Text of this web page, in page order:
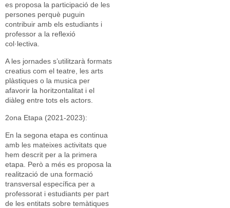
es proposa la participació de les
persones perquè puguin
contribuir amb els estudiants i
professor a la reflexió
col·lectiva.
A les jornades s’utilitzarà formats
creatius com el teatre, les arts
plàstiques o la musica per
afavorir la horitzontalitat i el
diàleg entre tots els actors.
2ona Etapa (2021-2023):
En la segona etapa es continua
amb les mateixes activitats que
hem descrit per a la primera
etapa. Però a més es proposa la
realització de una formació
transversal específica per a
professorat i estudiants per part
de les entitats sobre temàtiques